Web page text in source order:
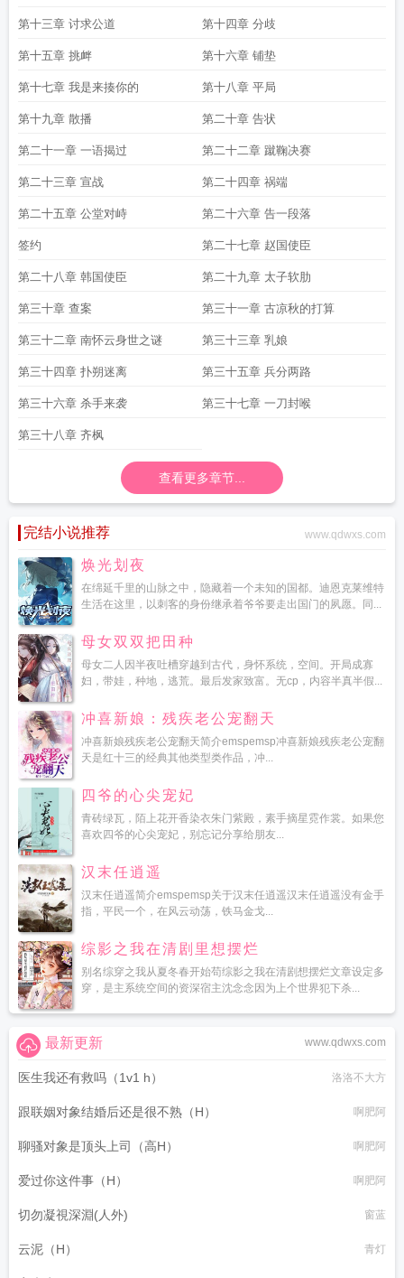
第十三章 讨求公道 第十四章 分歧
第十五章 挑衅 第十六章 铺垫
第十七章 我是来揍你的 第十八章 平局
第十九章 散播 第二十章 告状
第二十一章 一语揭过 第二十二章 蹴鞠决赛
第二十三章 宣战 第二十四章 祸端
第二十五章 公堂对峙 第二十六章 告一段落
签约 第二十七章 赵国使臣
第二十八章 韩国使臣 第二十九章 太子软肋
第三十章 查案 第三十一章 古凉秋的打算
第三十二章 南怀云身世之谜 第三十三章 乳娘
第三十四章 扑朔迷离 第三十五章 兵分两路
第三十六章 杀手来袭 第三十七章 一刀封喉
第三十八章 齐枫
查看更多章节...
完结小说推荐 www.qdwxs.com
焕光划夜
在绵延千里的山脉之中，隐藏着一个未知的国都。迪恩克莱维特
生活在这里，以刺客的身份继承着爷爷要走出国门的夙愿。同...
母女双双把田种
母女二人因半夜吐槽穿越到古代，身怀系统，空间。开局成寡
妇，带娃，种地，逃荒。最后发家致富。无cp，内容半真半假...
冲喜新娘：残疾老公宠翻天
冲喜新娘残疾老公宠翻天简介emspemsp冲喜新娘残疾老公宠翻
天是红十三的经典其他类型类作品，冲...
四爷的心尖宠妃
青砖绿瓦，陌上花开香染衣朱门紫殿，素手摘星霓作裳。如果您
喜欢四爷的心尖宠妃，别忘记分享给朋友...
汉末任逍遥
汉末任逍遥简介emspemsp关于汉末任逍遥汉末任逍遥没有金手
指，平民一个，在风云动荡，铁马金戈...
综影之我在清剧里想摆烂
别名综穿之我从夏冬春开始苟综影之我在清剧想摆烂文章设定多
穿，是主系统空间的资深宿主沈念念因为上个世界犯下杀...
www.qdwxs.com
最新更新
医生我还有救吗（1v1 h） 洛洛不大方
跟联姻对象结婚后还是很不熟（H） 啊肥阿
聊骚对象是顶头上司（高H） 啊肥阿
爱过你这件事（H） 啊肥阿
切勿凝視深淵(人外) 窗蓝
云泥（H） 青灯